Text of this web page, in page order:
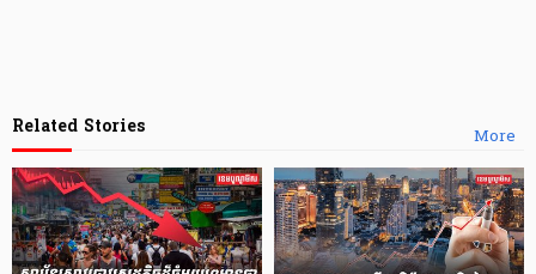
More
Related Stories